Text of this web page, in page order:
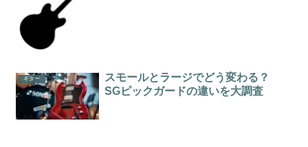
ギター
スモールとラージでどう変わる？
SGピックガードの違いを大調査